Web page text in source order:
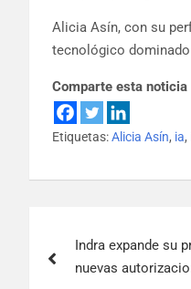
Alicia Asín, con su
tecnológico
Comparte esta noticia
Etiquetas:Alicia Asín, ia,
Indra expande su
nuevas